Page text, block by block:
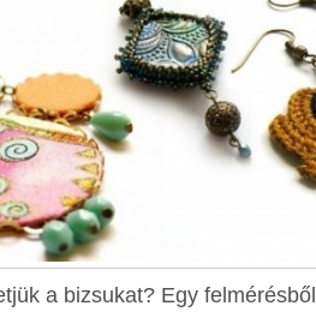
a bizsukat? Egy